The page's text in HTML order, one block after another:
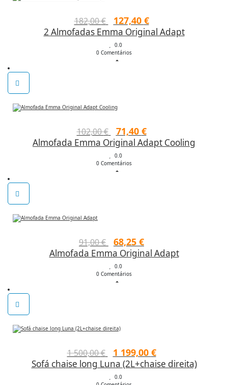
182,00€
O
preço
original
era:
127,40 €
preço
2 Almofadas Emma Original Adapt
0.0
0 Comentários
102,00€
O
preço
original
era:
71,40 €
preço
Almofada Emma Original Adapt Cooling
0.0
0 Comentários
91,00€
O
preço
original
era:
68,25 €
preço
Almofada Emma Original Adapt
0.0
0 Comentários
1 500,00€
O
preço
original
1 199,00 €
preço
Sofá chaise long Luna (2L+chaise direita)
0.0